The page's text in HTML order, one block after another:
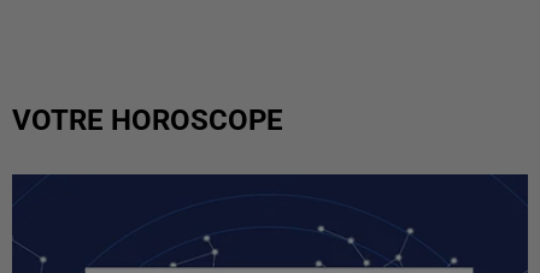
VOTRE HOROSCOPE